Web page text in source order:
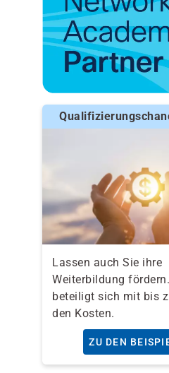
Lassen auch Sie ihre
Weiterbildung
beteiligt sich mit bis
den Kosten.
ZU DEN